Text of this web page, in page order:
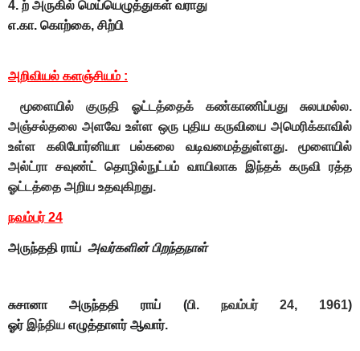
4. ற் அருகில் மெய்யெழுத்துகள் வராது
எ.கா. கொற்கை, சிற்பி
அறிவியல் களஞ்சியம் :
மூளையில் குருதி ஓட்டத்தைக் கண்காணிப்பது சுலபமல்ல.
அஞ்சல்தலை அளவே உள்ள ஒரு புதிய கருவியை அமெரிக்காவில்
உள்ள கலிபோர்னியா பல்கலை வடிவமைத்துள்ளது. மூளையில்
அல்ட்ரா சவுண்ட் தொழில்நுட்பம் வாயிலாக இந்தக் கருவி ரத்த
ஓட்டத்தை அறிய உதவுகிறது.
நவம்பர் 24
அருந்ததி ராய் அவர்களின் பிறந்தநாள்
சுசானா அருந்ததி ராய் (பி. நவம்பர் 24, 1961)
ஓர்இந்திய எழுத்தாளர் ஆவார்.